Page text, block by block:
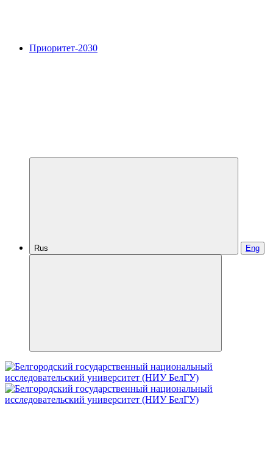
Приоритет-2030
Rus Eng